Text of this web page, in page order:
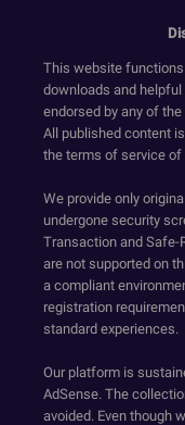
This website
downloads and
endorsed by any of
All published content
the terms of service
We provide only
undergone security
Transaction and Safe-
are not supported on
a compliant
registration
standard experiences.
Our platform is
AdSense. The
avoided. Even though